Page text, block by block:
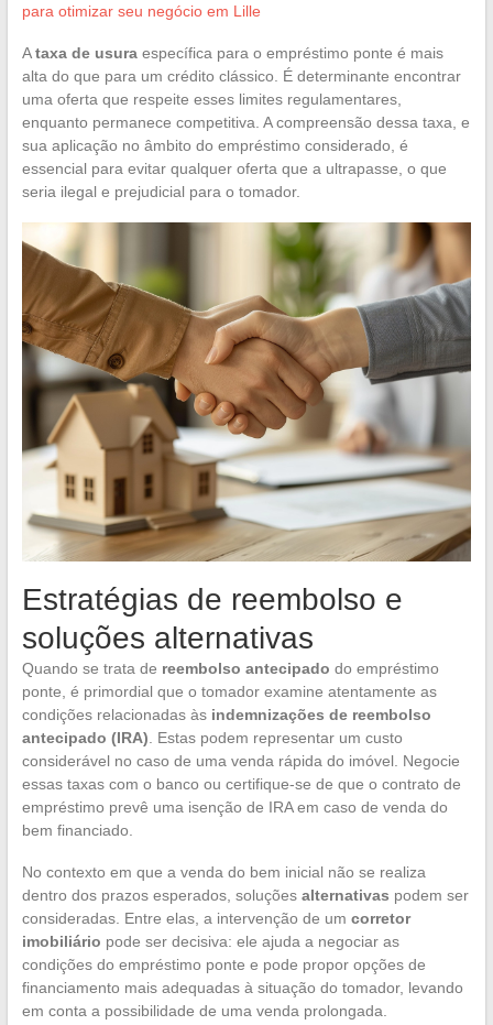
para otimizar seu negócio em Lille
Ataxa de usuraespecífica para o empréstimo ponte é mais
alta do que para um crédito clássico. É determinante encontrar
uma oferta que respeite esses limites regulamentares,
enquanto permanece competitiva. A compreensão dessa taxa, e
sua aplicação no âmbito do empréstimo considerado, é
essencial para evitar qualquer oferta que a ultrapasse, o que
seria ilegal e prejudicial para o tomador.
Estratégias de reembolso e
soluções alternativas
Quando se trata de reembolso antecipado do empréstimo
ponte, é primordial que o tomador examine atentamente as
condições relacionadas às indemnizações de reembolso
antecipado (IRA) . Estas podem representar um custo
considerável no caso de uma venda rápida do imóvel. Negocie
essas taxas com o banco ou certifique-se de que o contrato de
empréstimo prevê uma isenção de IRA em caso de venda do
bem financiado.
No contexto em que a venda do bem inicial não se realiza
dentro dos prazos esperados, soluções alternativas podem ser
consideradas. Entre elas, a intervenção de um corretor
imobiliário pode ser decisiva: ele ajuda a negociar as
condições do empréstimo ponte e pode propor opções de
financiamento mais adequadas à situação do tomador, levando
em conta a possibilidade de uma venda prolongada.